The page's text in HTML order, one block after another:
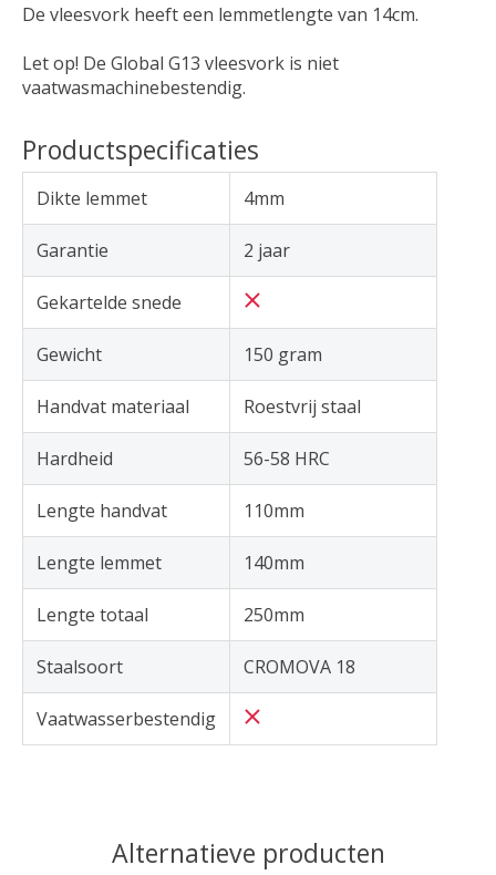
De vleesvork heeft een lemmetlengte van 14cm.
Let op! De Global G13 vleesvork is niet
vaatwasmachinebestendig.
Productspecificaties
Dikte lemmet 4mm
Garantie 2 jaar
Gekartelde snede
Gewicht 150 gram
Handvat materiaal Roestvrij staal
Hardheid 56-58 HRC
Lengte handvat 110mm
Lengte lemmet 140mm
Lengte totaal 250mm
Staalsoort CROMOVA 18
Vaatwasserbestendig
Alternatieve producten